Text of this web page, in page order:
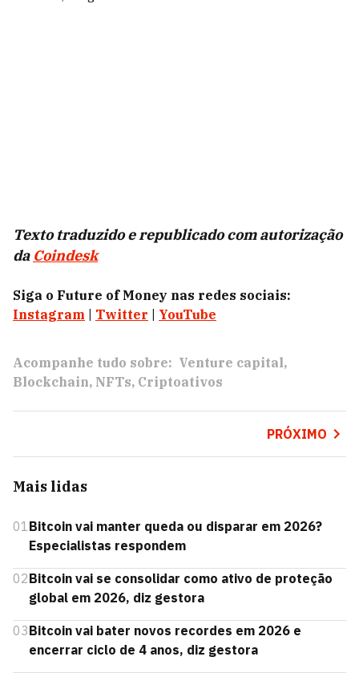
Texto traduzido e republicado com autorização
da Coindesk
Siga o Future of Money nas redes sociais:
Instagram
Twitter YouTube
Acompanhe tudo sobre: Venture capital
Blockchain NFTs Criptoativos
PRÓXIMO
Mais lidas
01Bitcoin vai manter queda ou disparar em 2026?
Especialistas respondem
02Bitcoin vai se consolidar como ativo de proteção
global em 2026, diz gestora
03Bitcoin vai bater novos recordes em 2026 e
encerrar ciclo de 4 anos, diz gestora